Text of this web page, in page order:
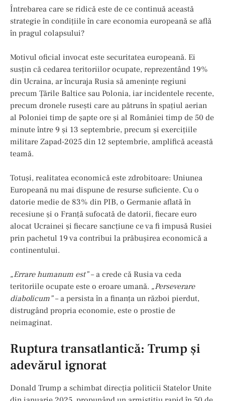
Întrebarea care se ridică este de ce continuă această
strategie în condițiile în care economia europeană se află
în pragul colapsului?
Motivul oficial invocat este securitatea europeană. Ei
susțin că cedarea teritoriilor ocupate, reprezentând 19%
din Ucraina, ar încuraja Rusia să amenințe regiuni
precum Țările Baltice sau Polonia, iar incidentele recente,
precum dronele rusești care au pătruns în spațiul aerian
al Poloniei timp de șapte ore și al României timp de 50 de
minute între 9 și 13 septembrie, precum și exercițiile
militare Zapad-2025 din 12 septembrie, amplifică această
teamă.
Totuși, realitatea economică este zdrobitoare: Uniunea
Europeană nu mai dispune de resurse suficiente. Cu o
datorie medie de 83% din PIB, o Germanie aflată în
recesiune și o Franță sufocată de datorii, fiecare euro
alocat Ucrainei și fiecare sancțiune ce va fi impusă Rusiei
prin pachetul 19 va contribui la prăbușirea economică a
continentului.
„Errare humanum est”– a crede că Rusia va ceda
teritoriile ocupate este o eroare umană. „Perseverare
diabolicum”– a persista în a finanța un război pierdut,
distrugând propria economie, este o prostie de
neimaginat.
Ruptura transatlantică: Trump și
adevărul ignorat
Donald Trump a schimbat direcția politicii Statelor Unite